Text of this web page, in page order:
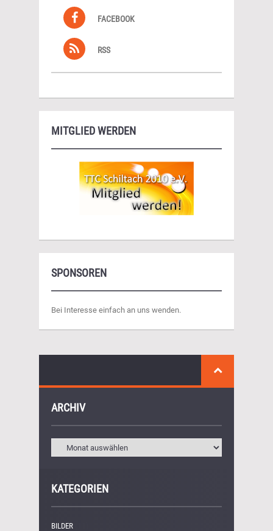
FACEBOOK
RSS
MITGLIED WERDEN
SPONSOREN
Bei Interesse einfach an uns wenden.
ARCHIV
KATEGORIEN
BILDER